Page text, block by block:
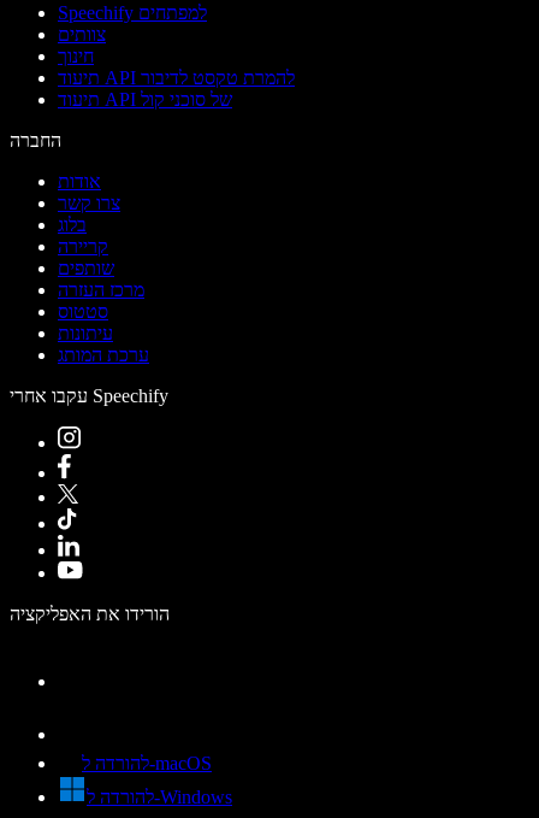
Speechify למפתחים
צוותים
חינוך
תיעוד API להמרת טקסט לדיבור
תיעוד API של סוכני קול
החברה
אודות
צרו קשר
בלוג
קריירה
שותפים
מרכז העזרה
סטטוס
עיתונות
ערכת המותג
עקבו אחרי Speechify
הורידו את האפליקציה
להורדה ל-macOS
להורדה ל-Windows